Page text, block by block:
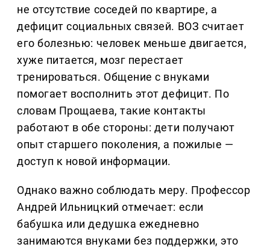
не отсутствие соседей по квартире, а
дефицит социальных связей. ВОЗ считает
его болезнью: человек меньше двигается,
хуже питается, мозг перестает
тренироваться. Общение с внуками
помогает восполнить этот дефицит. По
словам Прощаева, такие контакты
работают в обе стороны: дети получают
опыт старшего поколения, а пожилые —
доступ к новой информации.
Однако важно соблюдать меру. Профессор
Андрей Ильницкий отмечает: если
бабушка или дедушка ежедневно
занимаются внуками без поддержки, это